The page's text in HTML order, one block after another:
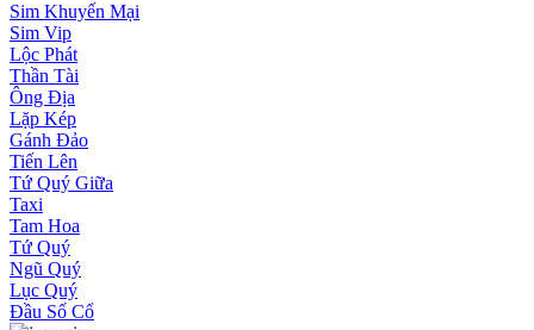
Sim Khuyến Mại
Sim Vip
Lộc Phát
Thần Tài
Ông Địa
Lặp Kép
Gánh Đảo
Tiến Lên
Tứ Quý Giữa
Taxi
Tam Hoa
Tứ Quý
Ngũ Quý
Lục Quý
Đầu Số Cổ